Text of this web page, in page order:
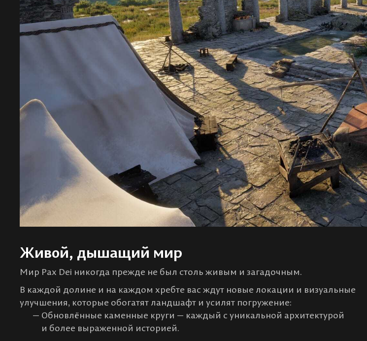
Живой, дышащий мир
Мир Pax Dei никогда прежде не был столь живым и загадочным.
В каждой долине и на каждом хребте вас ждут новые локации и визуальные
улучшения, которые обогатят ландшафт и усилят погружение:
Обновлённые каменные круги — каждый с уникальной архитектурой
и более выраженной историей.